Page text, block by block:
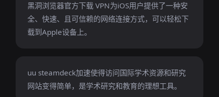
黑洞浏览器官方下载 VPN为iOS用户提供了一种安
全、快速、且可信赖的网络连接方式，可以轻松下
载到Apple设备上。
uu steamdeck加速使得访问国际学术资源和研究
网站变得简单，是学术研究和教育的理想工具。